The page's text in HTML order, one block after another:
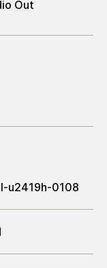
Out
u2419h-0108